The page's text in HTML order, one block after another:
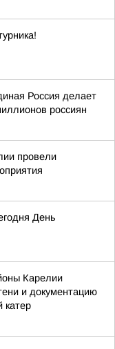
Россия делает
россиян
провели
День
Карелии
и документацию
катер